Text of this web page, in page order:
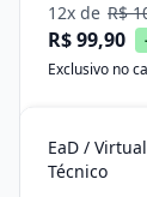
12x de R$
R$ 99,90
Exclusivo no
EaD / Virtual
Técnico